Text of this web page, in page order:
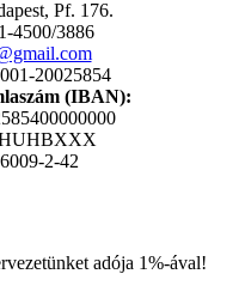
Pf. 176.
4500/3886
20025854
(IBAN):
2-42
adója 1%-ával!